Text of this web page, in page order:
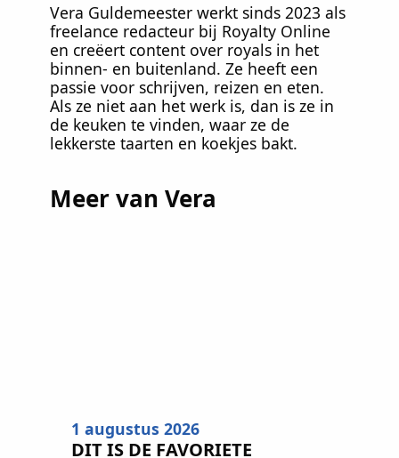
Vera Guldemeester werkt sinds 2023 als
freelance redacteur bij Royalty Online
en creëert content over royals in het
binnen- en buitenland. Ze heeft een
passie voor schrijven, reizen en eten.
Als ze niet aan het werk is, dan is ze in
de keuken te vinden, waar ze de
lekkerste taarten en koekjes bakt.
Meer van Vera
1 augustus 2026
DIT IS DE FAVORIETE